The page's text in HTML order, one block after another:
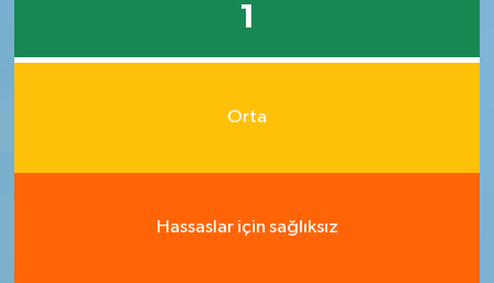
1
Orta
Hassaslar için sağlıksız